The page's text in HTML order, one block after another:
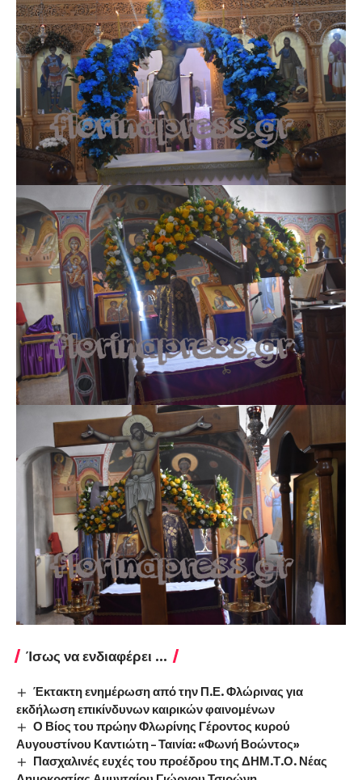
Ίσως να ενδιαφέρει ...
Έκτακτη ενημέρωση από την Π.Ε. Φλώρινας για
εκδήλωση επικίνδυνων καιρικών φαινομένων
Ο Βίος του πρώην Φλωρίνης Γέροντος κυρού
Αυγουστίνου Καντιώτη – Ταινία: «Φωνή Βοώντος»
Πασχαλινές ευχές του προέδρου της ΔΗΜ.Τ.Ο. Νέας